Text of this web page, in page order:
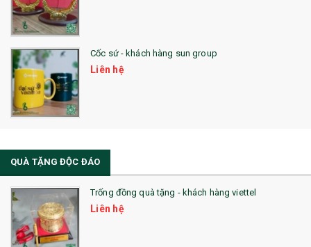
Cốc sứ - khách hàng sun group
Liên hệ
QUÀ TẶNG ĐỘC ĐÁO
Trống đồng quà tặng - khách hàng viettel
Liên hệ